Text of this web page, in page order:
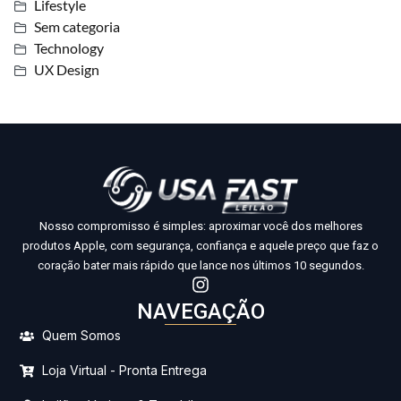
Lifestyle
Sem categoria
Technology
UX Design
Nosso compromisso é simples: aproximar você dos melhores
produtos Apple, com segurança, confiança e aquele preço que faz o
coração bater mais rápido que lance nos últimos 10 segundos.
NAVEGAÇÃO
Quem Somos
Loja Virtual - Pronta Entrega